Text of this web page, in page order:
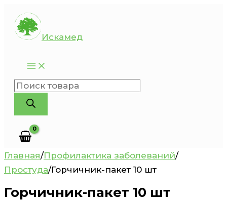
Перейти
содержимому
Искамед
Поиск
товаров
Главная/Профилактика заболеваний/
Простуда/Горчичник-пакет 10 шт
Горчичник-пакет 10 шт